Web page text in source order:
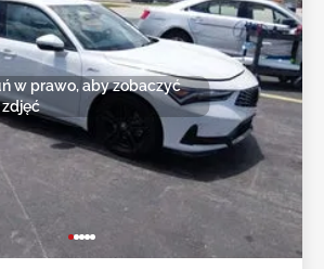
w prawo, aby zobaczyć